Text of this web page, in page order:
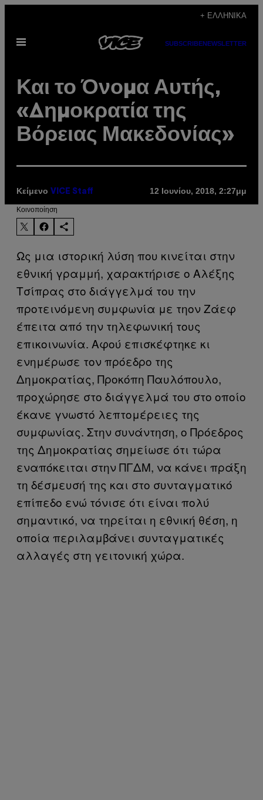
περιεχόμενο
+ ΕΛΛΗΝΙΚΆ
Ανοίξτε
SUBSCRIBENEWSLETTER
Και το Όνομα Αυτής,
«Δημοκρατία της
Βόρειας Μακεδονίας»
Κείμενο VICE Staff 12 Ιουνίου, 2018, 2:27μμ
Kοινοποίηση
Ως μια ιστορική λύση που κινείται στην
εθνική γραμμή, χαρακτήρισε ο Αλέξης
Τσίπρας στο διάγγελμά του την
προτεινόμενη συμφωνία με τηον Ζάεφ
έπειτα από την τηλεφωνική τους
επικοινωνία. Αφού επισκέφτηκε κι
ενημέρωσε τον πρόεδρο της
Δημοκρατίας, Προκόπη Παυλόπουλο,
προχώρησε στο διάγγελμά του στο οποίο
έκανε γνωστό λεπτομέρειες της
συμφωνίας. Στην συνάντηση, ο Πρόεδρος
της Δημοκρατίας σημείωσε ότι τώρα
εναπόκειται στην ΠΓΔΜ, να κάνει πράξη
τη δέσμευσή της και στο συνταγματικό
επίπεδο ενώ τόνισε ότι είναι πολύ
σημαντικό, να τηρείται η εθνική θέση, η
οποία περιλαμβάνει συνταγματικές
αλλαγές στη γειτονική χώρα.